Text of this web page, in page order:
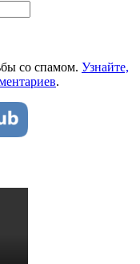
со спамом. Узнайте,
.